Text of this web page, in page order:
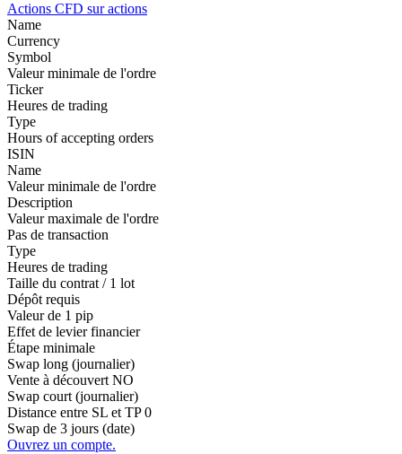
Actions CFD sur actions
Name
Currency
Symbol
Valeur minimale de l'ordre
Ticker
Heures de trading
Type
Hours of accepting orders
ISIN
Name
Valeur minimale de l'ordre
Description
Valeur maximale de l'ordre
Pas de transaction
Type
Heures de trading
Taille du contrat / 1 lot
Dépôt requis
Valeur de 1 pip
Effet de levier financier
Étape minimale
Swap long (journalier)
Vente à découvert NO
Swap court (journalier)
Distance entre SL et TP 0
Swap de 3 jours (date)
Ouvrez un compte.